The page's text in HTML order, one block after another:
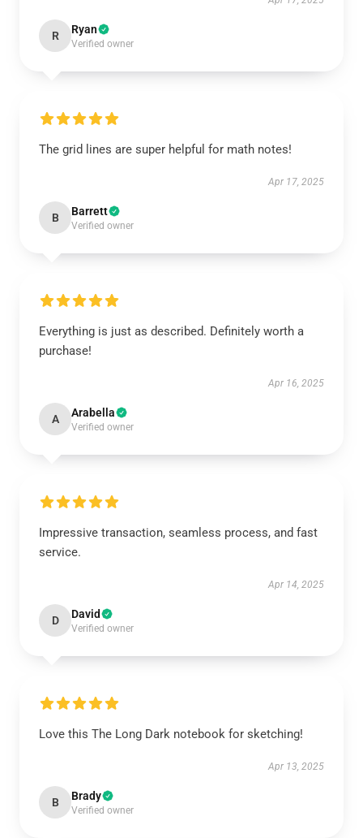
R Ryan
Verified owner
The grid lines are super helpful for math notes!
Apr 17, 2025
B Barrett
Verified owner
Everything is just as described. Definitely worth a
purchase!
Apr 16, 2025
A Arabella
Verified owner
Impressive transaction, seamless process, and fast
service.
Apr 14, 2025
D David
Verified owner
Love this The Long Dark notebook for sketching!
Apr 13, 2025
B Brady
Verified owner